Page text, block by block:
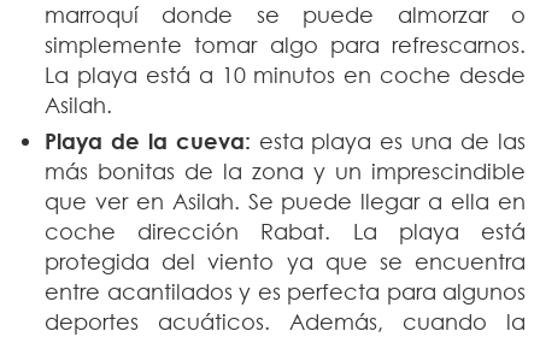
marroquí donde se puede almorzar o
simplemente tomar algo para refrescarnos.
La playa está a 10 minutos en coche desde
Asilah.
Playa de la cueva: esta playa es una de las
más bonitas de la zona y un imprescindible
que ver en Asilah. Se puede llegar a ella en
coche dirección Rabat. La playa está
protegida del viento ya que se encuentra
entre acantilados y es perfecta para algunos
deportes acuáticos. Además, cuando la